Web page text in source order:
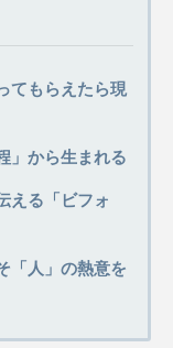
てもらえたら現
」から生まれる
える「ビフォ
「人」の熱意を